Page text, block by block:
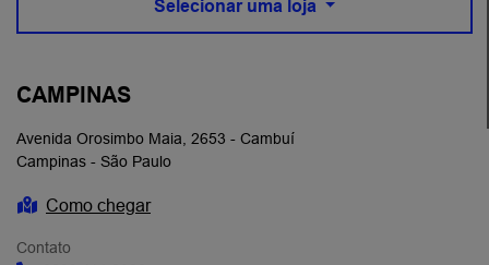
Selecionar uma loja
CAMPINAS
Avenida Orosimbo Maia, 2653 - Cambuí
Campinas - São Paulo
Como chegar
Contato